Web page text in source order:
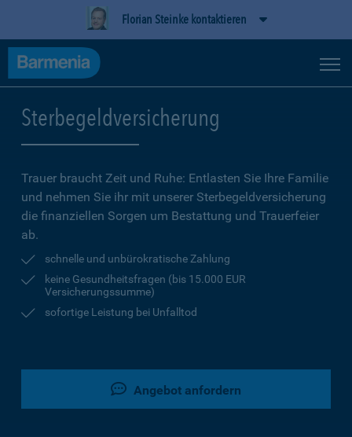
Florian Steinke kontaktieren
Sterbegeldversicherung
Trauer braucht Zeit und Ruhe: Entlasten Sie Ihre Familie
und nehmen Sie ihr mit unserer Sterbegeldversicherung
die finanziellen Sorgen um Bestattung und Trauerfeier
ab.
schnelle und unbürokratische Zahlung
keine Gesundheitsfragen (bis 15.000 EUR
Versicherungssumme)
sofortige Leistung bei Unfalltod
Angebot anfordern